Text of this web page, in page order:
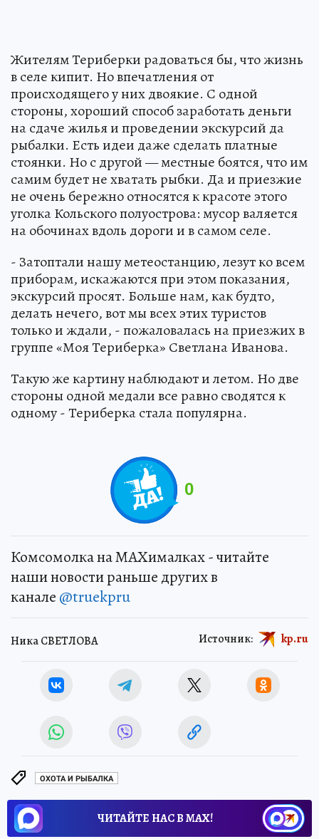
Жителям Териберки радоваться бы, что жизнь
в селе кипит. Но впечатления от
происходящего у них двоякие. С одной
стороны, хороший способ заработать деньги
на сдаче жилья и проведении экскурсий да
рыбалки. Есть идеи даже сделать платные
стоянки. Но с другой — местные боятся, что им
самим будет не хватать рыбки. Да и приезжие
не очень бережно относятся к красоте этого
уголка Кольского полуострова: мусор валяется
на обочинах вдоль дороги и в самом селе.
- Затоптали нашу метеостанцию, лезут ко всем
приборам, искажаются при этом показания,
экскурсий просят. Больше нам, как будто,
делать нечего, вот мы всех этих туристов
только и ждали, - пожаловалась на приезжих в
группе «Моя Териберка» Светлана Иванова.
Такую же картину наблюдают и летом. Но две
стороны одной медали все равно сводятся к
одному - Териберка стала популярна.
0
Комсомолка на MAXималках - читайте
наши новости раньше других в
канале @truekpru
Ника СВЕТЛОВА Источник: kp.ru
ОХОТА И РЫБАЛКА
ЧИТАЙТЕ НАС В МАХ!